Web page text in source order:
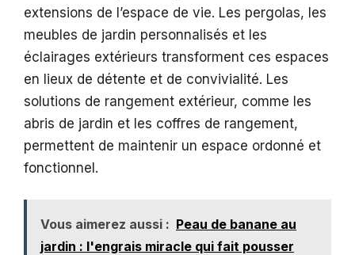
extensions de l’espace de vie. Les pergolas, les
meubles de jardin personnalisés et les
éclairages extérieurs transforment ces espaces
en lieux de détente et de convivialité. Les
solutions de rangement extérieur, comme les
abris de jardin et les coffres de rangement,
permettent de maintenir un espace ordonné et
fonctionnel.
Vous aimerez aussi : Peau de banane au
jardin : l'engrais miracle qui fait pousser